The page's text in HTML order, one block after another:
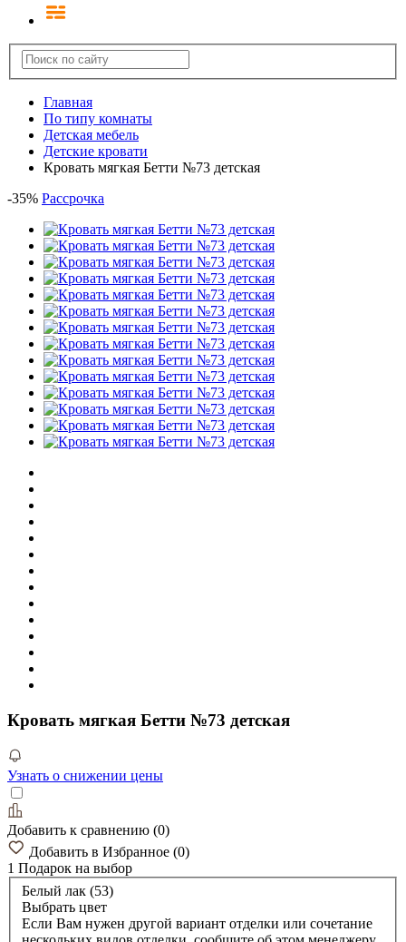
Главная
По типу комнаты
Детская мебель
Детские кровати
Кровать мягкая Бетти №73 детская
-35% Рассрочка
Кровать мягкая Бетти №73 детская
Узнать о снижении цены
Добавить к сравнению (0)
Добавить в Избранное (0)
1 Подарок на выбор
Белый лак (53)
Выбрать цвет
Если Вам нужен другой вариант отделки или сочетание